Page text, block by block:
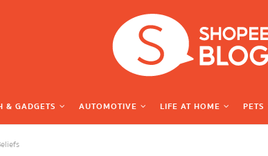
& GADGETS AUTOMOTIVE LIFE AT HOME PETS